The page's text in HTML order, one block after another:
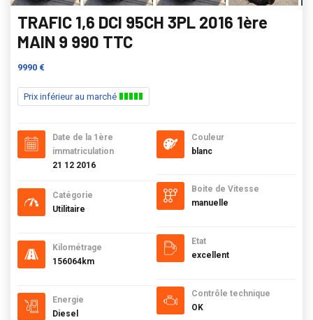
TRAFIC 1,6 DCI 95CH 3PL 2016 1ère
MAIN 9 990 TTC
9990 €
Prix inférieur au marché
Date de la 1ère
immatriculation
21 12 2016
Catégorie
Utilitaire
Kilométrage
156064km
Energie
Diesel
Couleur
blanc
Boite de Vitesse
manuelle
Etat
excellent
Contrôle technique
OK